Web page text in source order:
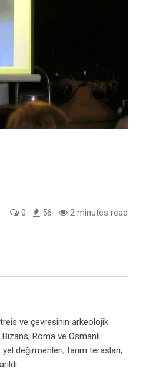
0 56 2 minutes read
ve çevresinin arkeolojik
Roma ve Osmanlı
değirmenleri, tarım terasları,